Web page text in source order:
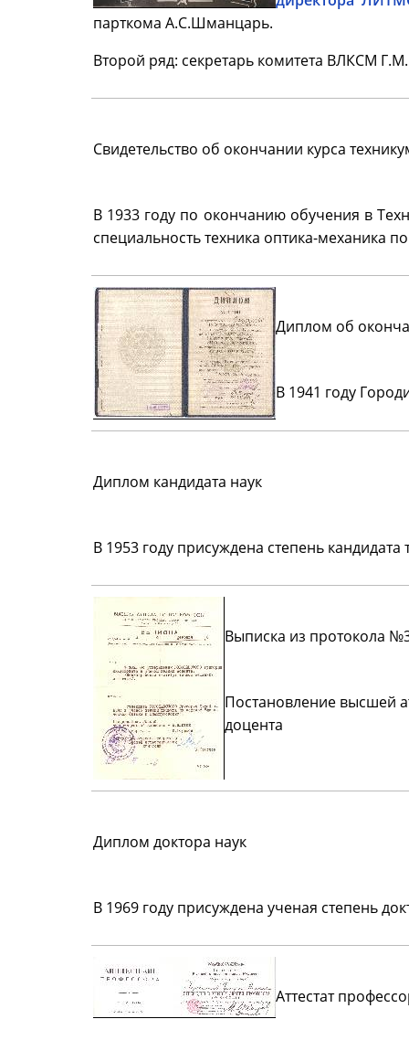
парткома А.С.Шманцарь.
Второй ряд: секретарь комитета ВЛКСМ
Свидетельство об окончании курса
В 1933 году по окончанию обучения в
специальность техника оптика-механика
Диплом об
В 1941 году
Диплом кандидата наук
В 1953 году присуждена степень кандидата
Выписка из протокола
Постановление высшей
доцента
Диплом доктора наук
В 1969 году присуждена ученая степень
Аттестат